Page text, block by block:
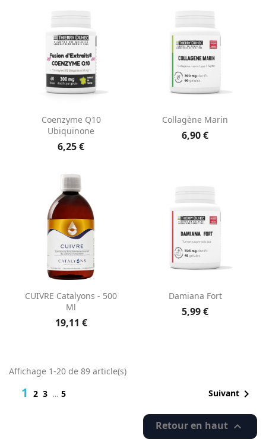
Coenzyme Q10
Ubiquinone
6,25 €
Collagène Marin
6,90 €
CUIVRE Catalyons - 500
Ml
19,11 €
Damiana Fort
5,99 €
Affichage 1-20 de 89 article(s)
1 2 3 … 5 Suivant 
Retour en haut 